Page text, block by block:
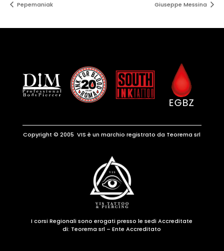
Pepemaniak Giuseppe Messina
Copyright © 2005 VIS è un marchio registrato da Teorema srl
I corsi Regionali sono erogati presso le sedi Accreditate
di: Teorema srl – Ente Accreditato